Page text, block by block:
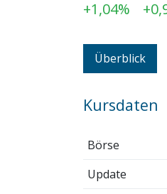
+1,04%
Überblick
Kursdaten
Börse
Update